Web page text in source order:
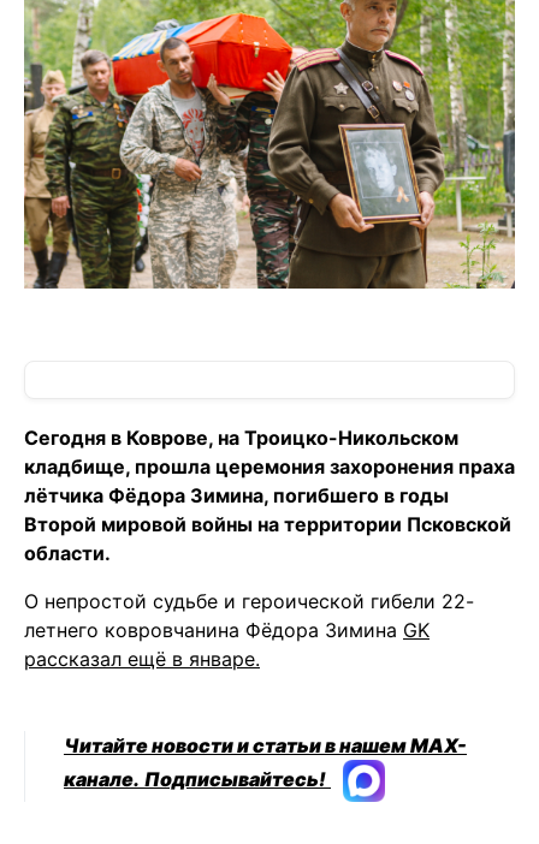
Сегодня в Коврове, на Троицко-Никольском
кладбище, прошла церемония захоронения праха
лётчика Фёдора Зимина, погибшего в годы
Второй мировой войны на территории Псковской
области.
О непростой судьбе и героической гибели 22-
летнего ковровчанина Фёдора Зимина GK
рассказал ещё в январе.
Читайте новости и статьи в нашем MAX-
канале. Подписывайтесь!